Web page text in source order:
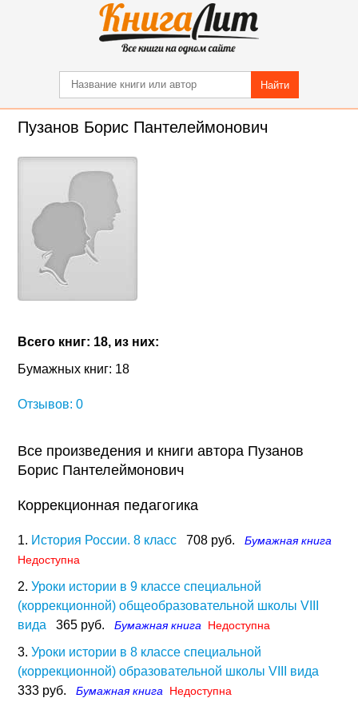
Найти
Пузанов Борис Пантелеймонович
Всего книг: 18, из них:
Бумажных книг: 18
Отзывов: 0
Все произведения и книги автора Пузанов
Борис Пантелеймонович
Коррекционная педагогика
1. История России. 8 класс 708 руб.
Бумажная книга
Недоступна
2. Уроки истории в 9 классе специальной
(коррекционной) общеобразовательной школы VIII
вида
365 руб. Бумажная книга Недоступна
3. Уроки истории в 8 классе специальной
(коррекционной) образовательной школы VIII вида
333 руб.
Бумажная книга Недоступна